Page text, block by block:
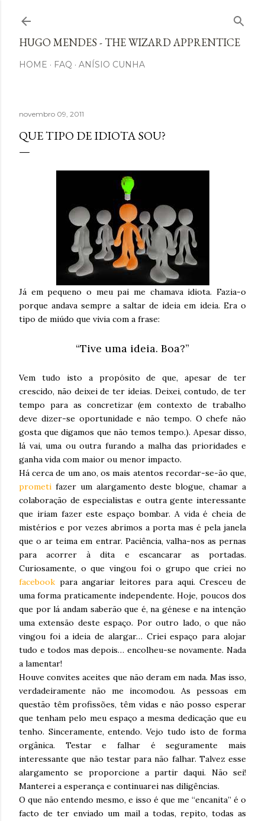
HUGO MENDES - THE WIZARD APPRENTICE
HOME FAQ ANÍSIO CUNHA
novembro 09, 2011
QUE TIPO DE IDIOTA SOU?
Já em pequeno o meu pai me chamava idiota. Fazia-o
porque andava sempre a saltar de ideia em ideia. Era o
tipo de miúdo que vivia com a frase:
“Tive uma ideia. Boa?”
Vem tudo isto a propósito de que, apesar de ter
crescido, não deixei de ter ideias. Deixei, contudo, de ter
tempo para as concretizar (em contexto de trabalho
deve dizer-se oportunidade e não tempo. O chefe não
gosta que digamos que não temos tempo.). Apesar disso,
lá vai, uma ou outra furando a malha das prioridades e
ganha vida com maior ou menor impacto.
Há cerca de um ano, os mais atentos recordar-se-ão que,
prometi fazer um alargamento deste blogue, chamar a
colaboração de especialistas e outra gente interessante
que iriam fazer este espaço bombar. A vida é cheia de
mistérios e por vezes abrimos a porta mas é pela janela
que o ar teima em entrar. Paciência, valha-nos as pernas
para acorrer à dita e escancarar as portadas.
Curiosamente, o que vingou foi o grupo que criei no
facebook para angariar leitores para aqui. Cresceu de
uma forma praticamente independente. Hoje, poucos dos
que por lá andam saberão que é, na génese e na intenção
uma extensão deste espaço. Por outro lado, o que não
vingou foi a ideia de alargar… Criei espaço para alojar
tudo e todos mas depois… encolheu-se novamente. Nada
a lamentar!
Houve convites aceites que não deram em nada. Mas isso,
verdadeiramente não me incomodou. As pessoas em
questão têm profissões, têm vidas e não posso esperar
que tenham pelo meu espaço a mesma dedicação que eu
tenho. Sinceramente, entendo. Vejo tudo isto de forma
orgânica. Testar e falhar é seguramente mais
interessante que não testar para não falhar. Talvez esse
alargamento se proporcione a partir daqui. Não sei!
Manterei a esperança e continuarei nas diligências.
O que não entendo mesmo, e isso é que me “encanita” é o
facto de ter enviado um mail a todas, repito, todas as